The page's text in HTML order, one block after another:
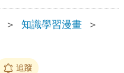
＞ 知識學習漫畫
＞
追蹤